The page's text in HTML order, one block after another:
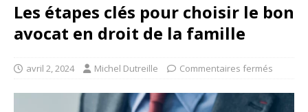
Les étapes clés pour choisir le bon
avocat en droit de la famille
avril 2, 2024 Michel Dutreille Commentaires fermés